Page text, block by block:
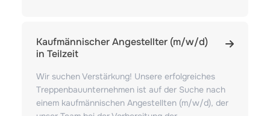
Kaufmännischer Angestellter (m/w/d)
in Teilzeit
Wir suchen Verstärkung! Unsere erfolgreiches
Treppenbauunternehmen ist auf der Suche nach
einem kaufmännischen Angestellten (m/w/d), der